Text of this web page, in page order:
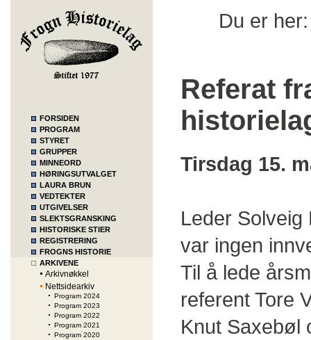
FORSIDEN
PROGRAM
STYRET
GRUPPER
MINNEORD
HØRINGSUTVALGET
LAURA BRUN
VEDTEKTER
UTGIVELSER
SLEKTSGRANSKING
HISTORISKE STIER
REGISTRERING
FROGNS HISTORIE
ARKIVENE
Arkivnøkkel
Nettsidearkiv
Program 2024
Program 2023
Program 2022
Program 2021
Program 2020
Du er
Referat
Tirsdag 15.
Leder
var ingen
Til å lede
referent Tore
Knut Saxebøl